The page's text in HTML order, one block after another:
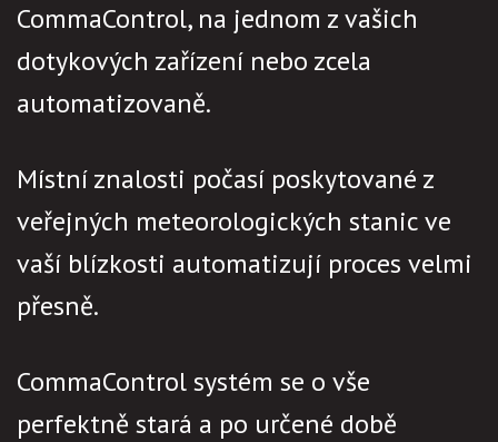
CommaControl, na jednom z vašich
dotykových zařízení nebo zcela
automatizovaně.
Místní znalosti počasí poskytované z
veřejných meteorologických stanic ve
vaší blízkosti automatizují proces velmi
přesně.
CommaControl systém se o vše
perfektně stará a po určené době